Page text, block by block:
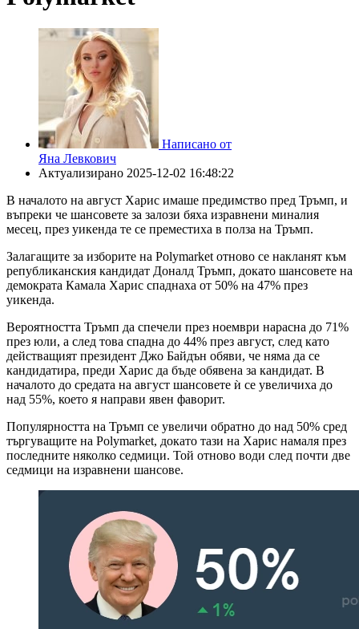
Написано от
Яна Левкович
Актуализирано 2025-12-02 16:48:22
В началото на август Харис имаше предимство пред Тръмп, и
въпреки че шансовете за залози бяха изравнени миналия
месец, през уикенда те се преместиха в полза на Тръмп.
Залагащите за изборите на Polymarket отново се накланят към
републиканския кандидат Доналд Тръмп, докато шансовете на
демократа Камала Харис спаднаха от 50% на 47% през
уикенда.
Вероятността Тръмп да спечели през ноември нарасна до 71%
през юли, а след това спадна до 44% през август, след като
действащият президент Джо Байдън обяви, че няма да се
кандидатира, преди Харис да бъде обявена за кандидат. В
началото до средата на август шансовете ѝ се увеличиха до
над 55%, което я направи явен фаворит.
Популярността на Тръмп се увеличи обратно до над 50% сред
търгуващите на Polymarket, докато тази на Харис намаля през
последните няколко седмици. Той отново води след почти две
седмици на изравнени шансове.